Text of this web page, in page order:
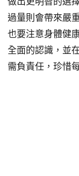
過量則會帶來嚴
也要注意身體健
全面的認識，並
需負責任，珍惜